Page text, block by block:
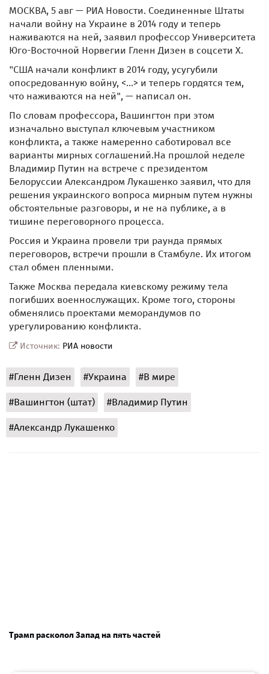
МОСКВА, 5 авг — РИА Новости. Соединенные Штаты
начали войну на Украине в 2014 году и теперь
наживаются на ней, заявил профессор Университета
Юго-Восточной Норвегии Гленн Дизен в соцсети Х.
"США начали конфликт в 2014 году, усугубили
опосредованную войну, <...> и теперь гордятся тем,
что наживаются на ней", — написал он.
По словам профессора, Вашингтон при этом
изначально выступал ключевым участником
конфликта, а также намеренно саботировал все
варианты мирных соглашений.На прошлой неделе
Владимир Путин на встрече с президентом
Белоруссии Александром Лукашенко заявил, что для
решения украинского вопроса мирным путем нужны
обстоятельные разговоры, и не на публике, а в
тишине переговорного процесса.
Россия и Украина провели три раунда прямых
переговоров, встречи прошли в Стамбуле. Их итогом
стал обмен пленными.
Также Москва передала киевскому режиму тела
погибших военнослужащих. Кроме того, стороны
обменялись проектами меморандумов по
урегулированию конфликта.
Источник: РИА новости
#Гленн Дизен #Украина #В мире
#Вашингтон (штат) #Владимир Путин
#Александр Лукашенко
Трамп расколол Запад на пять частей